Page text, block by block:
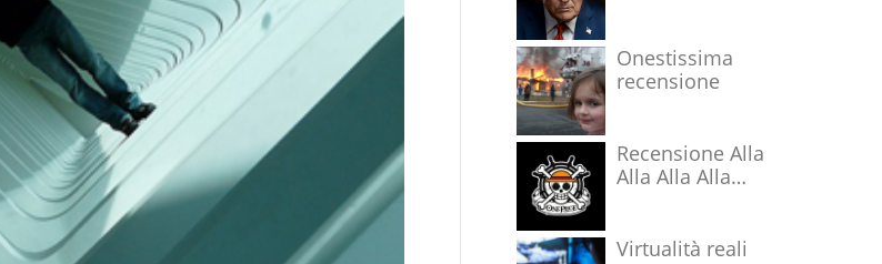
Onestissima
recensione
Recensione Alla
Alla Alla Alla
Virtualità reali